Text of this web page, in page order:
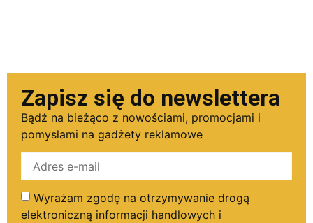
Zapisz się do newslettera
Bądź na bieżąco z nowościami, promocjami i
pomysłami na gadżety reklamowe
Wyrażam zgodę na otrzymywanie drogą
elektroniczną informacji handlowych i